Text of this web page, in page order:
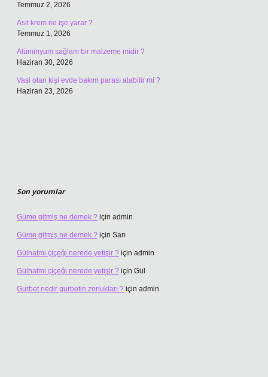
Temmuz 2, 2026
Asit krem ne işe yarar ?
Temmuz 1, 2026
Alüminyum sağlam bir malzeme midir ?
Haziran 30, 2026
Vasi olan kişi evde bakım parası alabilir mi ?
Haziran 23, 2026
Son yorumlar
Güme gitmiş ne demek ? için admin
Güme gitmiş ne demek ? için Sarı
Gülhatmi çiçeği nerede yetişir ? için admin
Gülhatmi çiçeği nerede yetişir ? için Gül
Gurbet nedir gurbetin zorlukları ? için admin